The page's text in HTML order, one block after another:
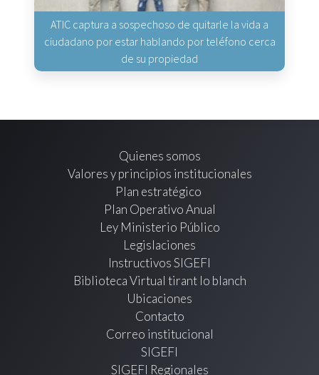
ATIC captura a sospechoso de quitarle la vida a
ciudadano por estar hablando por teléfono cerca
de su propiedad
Quienes somos
Valores y principios institucionales
Plan estratégico
Plan Operativo Anual
Ley Ministerio Público
Legislaciones
Instructivos SIGEFI
Biblioteca Virtual tirant lo blanch
Ubicaciones
Contacto
Correo institucional
SIGEFI
SIGEFI Regionales